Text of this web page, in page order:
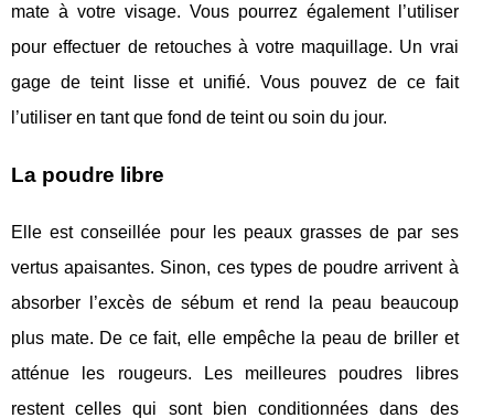
mate à votre visage. Vous pourrez également l’utiliser
pour effectuer de retouches à votre maquillage. Un vrai
gage de teint lisse et unifié. Vous pouvez de ce fait
l’utiliser en tant que fond de teint ou soin du jour.
La poudre libre
Elle est conseillée pour les peaux grasses de par ses
vertus apaisantes. Sinon, ces types de poudre arrivent à
absorber l’excès de sébum et rend la peau beaucoup
plus mate. De ce fait, elle empêche la peau de briller et
atténue les rougeurs. Les meilleures poudres libres
restent celles qui sont bien conditionnées dans des